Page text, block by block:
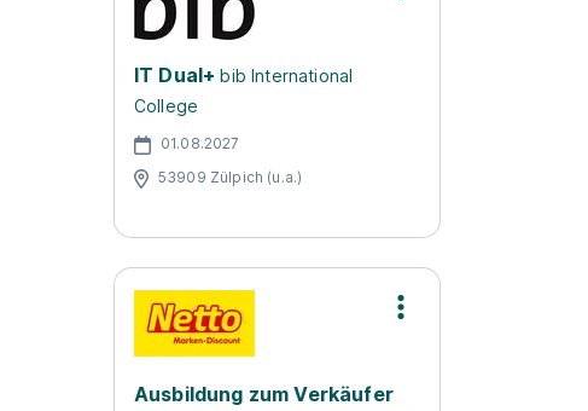
IT Dual+ bib International
College
01.08.2027
53909 Zülpich (u.a.)
Ausbildung zum Verkäufer